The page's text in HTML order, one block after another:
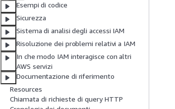
Esempi di codice
Sicurezza
Sistema di analisi degli accessi IAM
Risoluzione dei problemi relativi a IAM
In che modo IAM interagisce con altri
AWS servizi
Documentazione di riferimento
Resources
Chiamata di richieste di query HTTP